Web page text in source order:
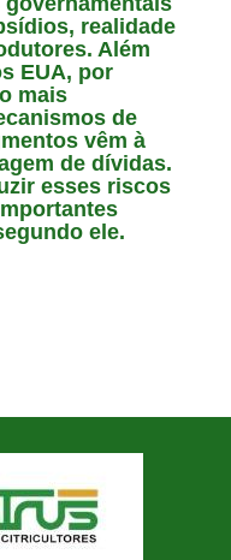
realidade
Além
EUA, por
mais
de
vêm à
de dívidas.
esses riscos
ele.